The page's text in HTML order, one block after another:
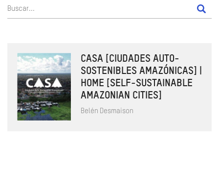
CASA [CIUDADES AUTO-
SOSTENIBLES AMAZÓNICAS] |
HOME [SELF-SUSTAINABLE
AMAZONIAN CITIES]
Belén Desmaison